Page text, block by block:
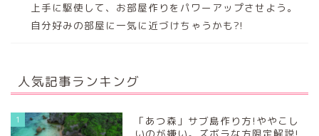
上手に駆使して、お部屋作りをパワーアップさせよう。
自分好みの部屋に一気に近づけちゃうかも?!
人気記事ランキング
1
「あつ森」サブ島作り方!ややこし